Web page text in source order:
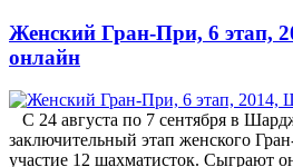
Женский Гран-При, 6 этап,
онлайн
С 24 августа по 7 сентября в
заключительный этап женского
участие 12 шахматисток. Сыграют